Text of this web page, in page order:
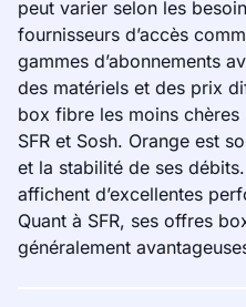
peut varier selon les
fournisseurs d’accès
gammes d’abonnements
des matériels et des prix
box fibre les moins
SFR et Sosh. Orange est
et la stabilité de ses
affichent d’excellentes
Quant à SFR, ses offres
généralement